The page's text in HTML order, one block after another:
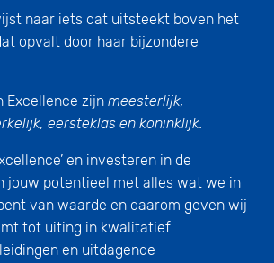
naar iets dat uitsteekt boven het
opvalt door haar bijzondere
Excellence zijn meesterlijk,
eersteklas en koninklijk.
en investeren in de
jouw potentieel met alles wat we in
van waarde en daarom geven wij
tot uiting in kwalitatief
en uitdagende